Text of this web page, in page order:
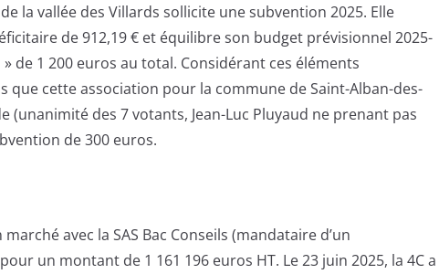
la vallée des Villards sollicite une subvention 2025. Elle
de 912,19 € et équilibre son budget prévisionnel 2025-
de 1 200 euros au total. Considérant ces éléments
que cette association pour la commune de Saint-Alban-des-
(unanimité des 7 votants, Jean-Luc Pluyaud ne prenant pas
de 300 euros.
avec la SAS Bac Conseils (mandataire d’un
un montant de 1 161 196 euros HT. Le 23 juin 2025, la 4C a